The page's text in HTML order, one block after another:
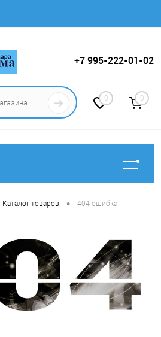
+7 995-222-01-02
0 0
Каталог товаров • 404 ошибка